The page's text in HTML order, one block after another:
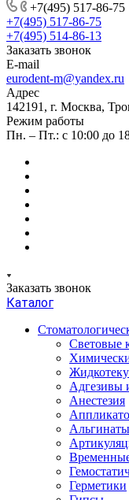
+7(495) 517-86-75
+7(495) 517-86-75
+7(495) 514-86-13
Заказать звонок
E-mail
eurodent-m@yandex.ru
Адрес
142191, г. Москва,
Режим работы
Пн. – Пт.: с 10:00 до
Заказать звонок
Каталог
Световые
Адгезивы
Анестезия
Альгинаты
Герметики